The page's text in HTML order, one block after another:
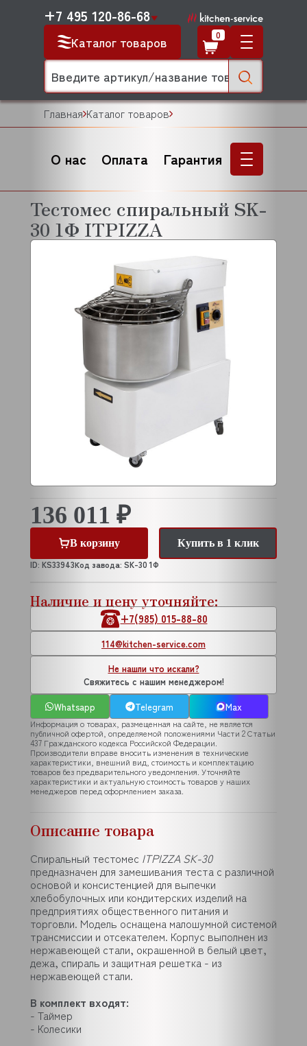
Каталог товаров
+7 495 120-86-68
0
Главная Каталог товаров
О нас Оплата Гарантия
Тестомес спиральный SK-
30 1Ф ITPIZZA
136 011 ₽
В корзину
Купить в 1 клик
ID: KS33943Код завода: SK-30 1Ф
Наличие и цену уточняйте:
+7(985) 015-88-80
114@kitchen-service.com
Не нашли что искали?
Свяжитесь с нашим менеджером!
Whatsapp
Telegram Max
Информация о товарах, размещенная на сайте, не является
публичной офертой, определяемой положениями Части 2 Статьи
437 Гражданского кодекса Российской Федерации.
Производители вправе вносить изменения в технические
характеристики, внешний вид, стоимость и комплектацию
товаров без предварительного уведомления. Уточняйте
характеристики и актуальную стоимость товаров у наших
менеджеров перед оформлением заказа.
Описание товара
Спиральный тестомес ITPIZZA SK-30
предназначен для замешивания теста с различной
основой и консистенцией для выпечки
хлебобулочных или кондитерских изделий на
предприятиях общественного питания и
торговли. Модель оснащена малошумной системой
трансмиссии и отсекателем. Корпус выполнен из
нержавеющей стали, окрашенной в белый цвет,
дежа, спираль и защитная решетка - из
нержавеющей стали.
В комплект входят:
- Таймер
- Колесики